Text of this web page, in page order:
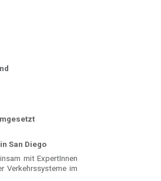
San Diego
mit ExpertInnen
Verkehrssysteme im